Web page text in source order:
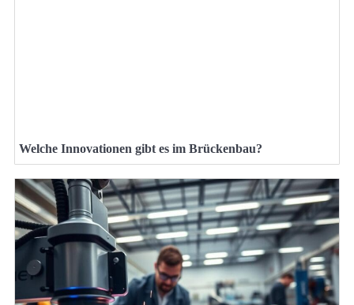
Welche Innovationen gibt es im Brückenbau?